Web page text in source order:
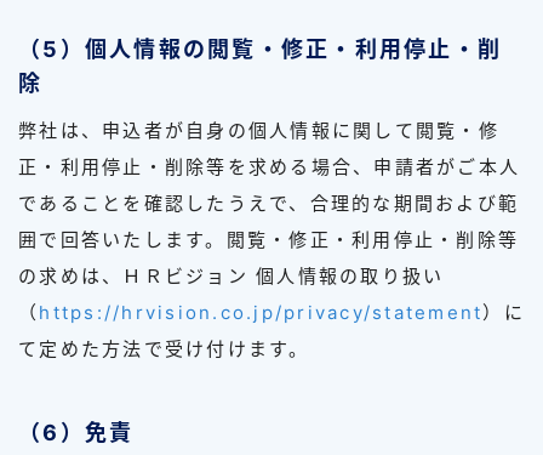
（5）個人情報の閲覧・修正・利用停止・削
除
弊社は、申込者が自身の個人情報に関して閲覧・修
正・利用停止・削除等を求める場合、申請者がご本人
であることを確認したうえで、合理的な期間および範
囲で回答いたします。閲覧・修正・利用停止・削除等
の求めは、ＨＲビジョン 個人情報の取り扱い
（ https://hrvision.co.jp/privacy/statement）に
て定めた方法で受け付けます。
（6）免責